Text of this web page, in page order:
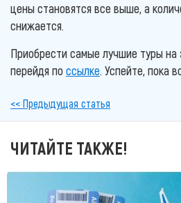
цены становятся все выше, а
снижается.
Приобрести самые лучшие туры на
перейдя по ссылке. Успейте, пока
<< Предыдущая статья
ЧИТАЙТЕ ТАКЖЕ!